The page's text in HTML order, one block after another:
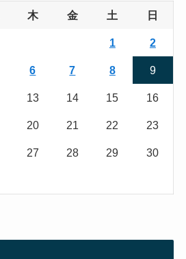
木 金 土 日
1 2
6 7 8 9
13 14 15 16
20 21 22 23
27 28 29 30